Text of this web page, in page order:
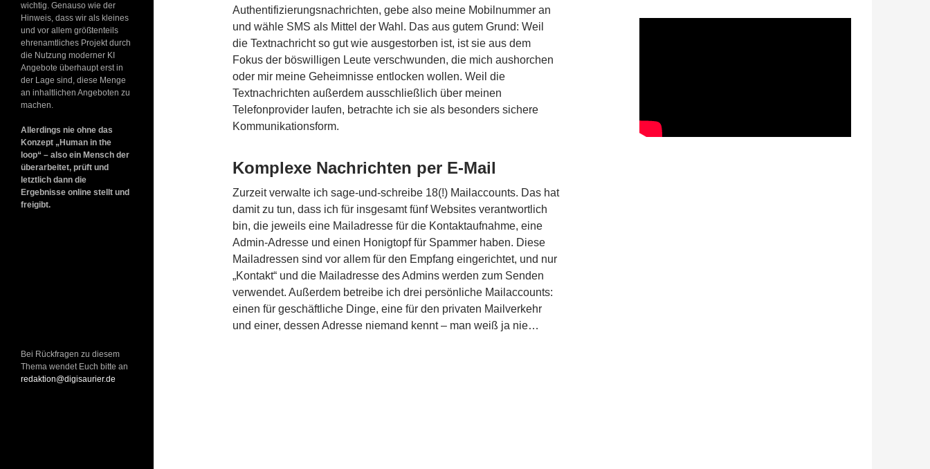
Authentifizierungsnachrichten, gebe also meine Mobilnummer an
und wähle SMS als Mittel der Wahl. Das aus gutem Grund: Weil
die Textnachricht so gut wie ausgestorben ist, ist sie aus dem
Fokus der böswilligen Leute verschwunden, die mich aushorchen
oder mir meine Geheimnisse entlocken wollen. Weil die
Textnachrichten außerdem ausschließlich über meinen
Telefonprovider laufen, betrachte ich sie als besonders sichere
Kommunikationsform.
Komplexe Nachrichten per E-Mail
Zurzeit verwalte ich sage-und-schreibe 18(!) Mailaccounts. Das hat
damit zu tun, dass ich für insgesamt fünf Websites verantwortlich
bin, die jeweils eine Mailadresse für die Kontaktaufnahme, eine
Admin-Adresse und einen Honigtopf für Spammer haben. Diese
Mailadressen sind vor allem für den Empfang eingerichtet, und nur
„Kontakt“ und die Mailadresse des Admins werden zum Senden
verwendet. Außerdem betreibe ich drei persönliche Mailaccounts:
einen für geschäftliche Dinge, eine für den privaten Mailverkehr
und einer, dessen Adresse niemand kennt – man weiß ja nie…
wichtig. Genauso wie der
Hinweis, dass wir als kleines
und vor allem größtenteils
ehrenamtliches Projekt durch
die Nutzung moderner KI
Angebote überhaupt erst in
der Lage sind, diese Menge
an inhaltlichen Angeboten zu
machen.
Allerdings nie ohne das
Konzept „Human in the
loop“ – also ein Mensch der
überarbeitet, prüft und
letztlich dann die
Ergebnisse online stellt und
freigibt.
Bei Rückfragen zu diesem
Thema wendet Euch bitte an
redaktion@digisaurier.de